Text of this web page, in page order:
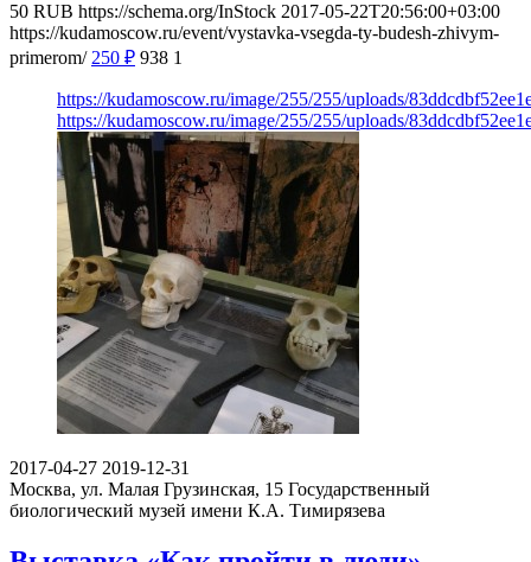
50 RUB https://schema.org/InStock 2017-05-22T20:56:00+03:00
https://kudamoscow.ru/event/vystavka-vsegda-ty-budesh-zhivym-
primerom/ 250 ₽ 938 1
https://kudamoscow.ru/image/255/255/uploads/
https://kudamoscow.ru/image/255/255/uploads/
2017-04-27 2019-12-31
Москва, ул. Малая Грузинская, 15 Государственный
биологический музей имени К.А. Тимирязева